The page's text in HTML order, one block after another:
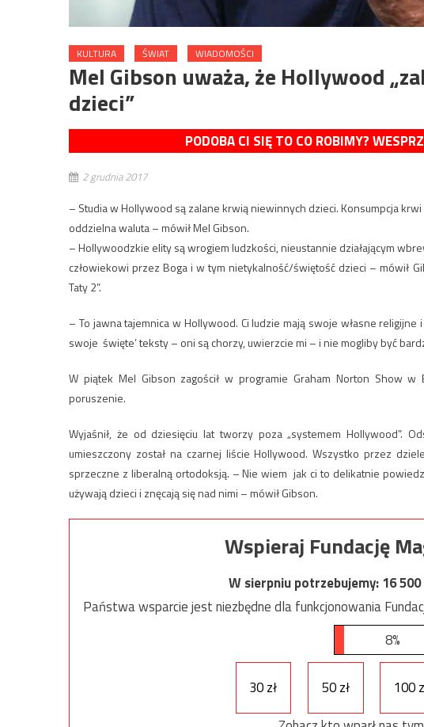
KULTURA ŚWIAT WIADOMOŚCI
Mel Gibson uważa, że Hollywood
dzieci”
PODOBA CI SIĘ TO CO ROBIMY?
2 grudnia 2017
– Studia w Hollywood są zalane krwią niewinnych dzieci. Konsumpcja
oddzielna waluta – mówił Mel Gibson.
– Hollywoodzkie elity są wrogiem ludzkości, nieustannie działającym
człowiekowi przez Boga i w tym nietykalność/świętość dzieci – mówił
Taty 2”.
– To jawna tajemnica w Hollywood. Ci ludzie mają swoje własne
swoje ‚święte’ teksty – oni są chorzy, uwierzcie mi – i nie mogliby być
W piątek Mel Gibson zagościł w programie Graham Norton Show w
poruszenie.
Wyjaśnił, że od dziesięciu lat tworzy poza „systemem Hollywood”.
umieszczony został na czarnej liście Hollywood. Wszystko przez
sprzeczne z liberalną ortodoksją. – Nie wiem jak ci to delikatnie
używają dzieci i znęcają się nad nimi – mówił Gibson.
Wspieraj Fundację
W sierpniu potrzebujemy:16 500
Państwa wsparcie jest niezbędne dla funkcjonowania
8%
30 zł 50 zł 100